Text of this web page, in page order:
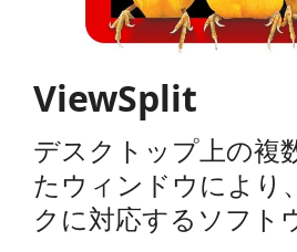
ViewSplit
デスクトップ上の複
たウィンドウにより
クに対応するソフト